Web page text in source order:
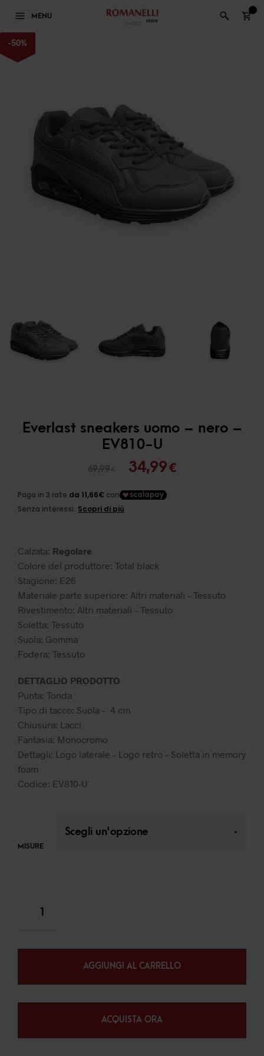
MENU
-50%
Everlast sneakers uomo – nero –
EV810-U
69,99€
Il
originale
34,99€Il
Calzata: Regolare
Colore del produttore: Total black
Stagione: E26
Materiale parte superiore: Altri materiali – Tessuto
Rivestimento: Altri materiali – Tessuto
Soletta: Tessuto
Suola: Gomma
Fodera: Tessuto
DETTAGLIO PRODOTTO
Punta: Tonda
Tipo di tacco: Suola – 4 cm
Chiusura: Lacci
Fantasia: Monocromo
Dettagli: Logo laterale – Logo retro – Soletta in memory
foam
Codice: EV810-U
MISURE
AGGIUNGI AL CARRELLO
ACQUISTA ORA